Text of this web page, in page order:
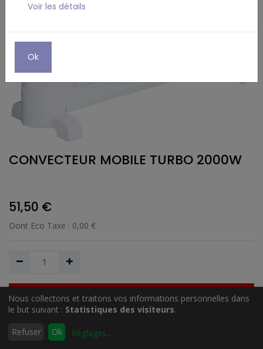
Rechercher
CONVECTEUR MOBILE TURBO 2000W
51,50 €
Dont Eco Taxe : 0,00 €
Ajouter au Panier
Ajouter à la liste de souhait
Nous collectons et traitons vos informations personnelles dans
le but suivant : Statistiques des visiteurs.
Refuser Ok Réglages...
Voir les détails
Ok